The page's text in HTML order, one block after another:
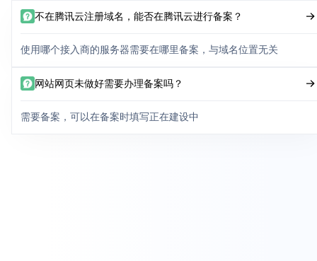
不在腾讯云注册域名，能否在腾讯云进行备案？
使用哪个接入商的服务器需要在哪里备案，与域名位置无关
网站网页未做好需要办理备案吗？
需要备案，可以在备案时填写正在建设中